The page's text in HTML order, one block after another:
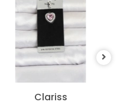
Clariss